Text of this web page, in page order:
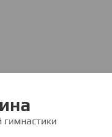
гимнастики